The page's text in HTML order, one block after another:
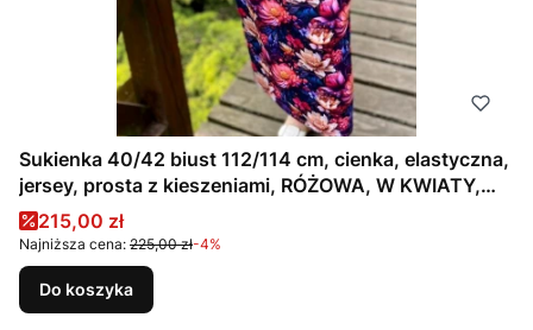
Sukienka 40/42 biust 112/114 cm, cienka, elastyczna,
jersey, prosta z kieszeniami, RÓŻOWA, W KWIATY,
LILIE
Cena promocyjna
215,00 zł
Najniższa cena: 225,00 zł-4%
Do koszyka